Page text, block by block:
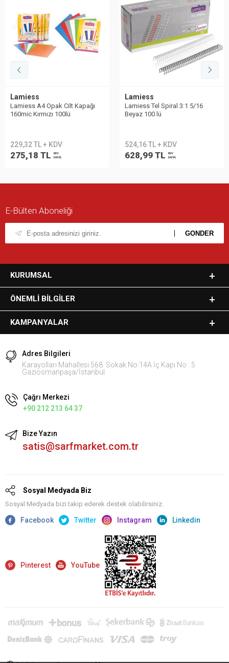
Lamiess
Lamiess A4 Opak Cilt Kapağı
160mic Kırmızı 100lü
229,32 TL + KDV
275,18 TL
KDV
DAHİL
Lamiess
Lamiess Tel Spiral 3:1 5/16
Beyaz 100 lü
524,16 TL + KDV
628,99 TL
KDV
DAHİL
E-Bülten Aboneliği
KURUMSAL
ÖNEMLI BILGILER
KAMPANYALAR
Adres Bilgileri
Karayolları Mahallesi 568. Sokak No:14A İç Kapı No : 5
Gaziosmanpaşa/İstanbul
Çağrı Merkezi
+90 212 213 64 37
Bize Yazın
satis@sarfmarket.com.tr
Sosyal Medyada Biz
Sosyal Medyada bizi takip ederek destek olabilirsiniz.
Facebook Twitter Instagram Linkedin
Pinterest YouTube